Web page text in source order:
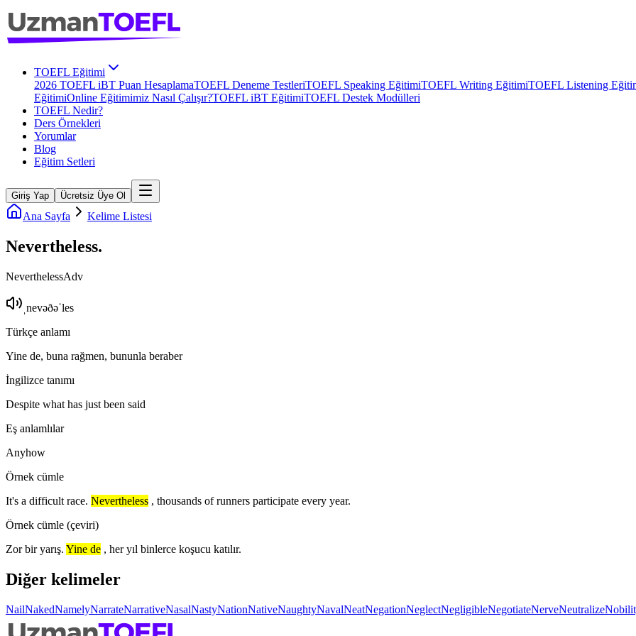
TOEFL Eğitimi
2026 TOEFL iBT Puan HesaplamaTOEFL Deneme TestleriTOEFL Speaking EğitimiTOEFL Writing EğitimiTOEFL Listening
EğitimiOnline Eğitimimiz Nasıl Çalışır?TOEFL iBT EğitimiTOEFL Destek Modülleri
TOEFL Nedir?
Ders Örnekleri
Yorumlar
Blog
Eğitim Setleri
Giriş Yap Ücretsiz Üye Ol
Ana Sayfa Kelime Listesi
Nevertheless.
NeverthelessAdv
ˌnevəðəˈles
Türkçe anlamı
Yine de, buna rağmen, bununla beraber
İngilizce tanımı
Despite what has just been said
Eş anlamlılar
Anyhow
Örnek cümle
It's a difficult race. Nevertheless , thousands of runners participate every year.
Örnek cümle (çeviri)
Zor bir yarış. Yine de , her yıl binlerce koşucu katılır.
Diğer kelimeler
NailNakedNamelyNarrateNarrativeNasalNastyNationNativeNaughtyNavalNeatNegationNeglectNegligibleNegotiateNerveNeutralize